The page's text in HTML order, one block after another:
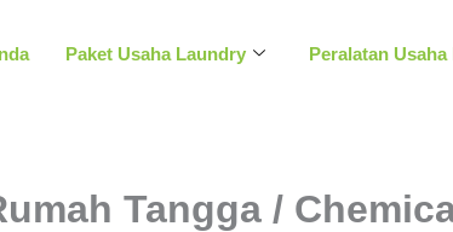
Paket Usaha Laundry Peralatan
Tangga /